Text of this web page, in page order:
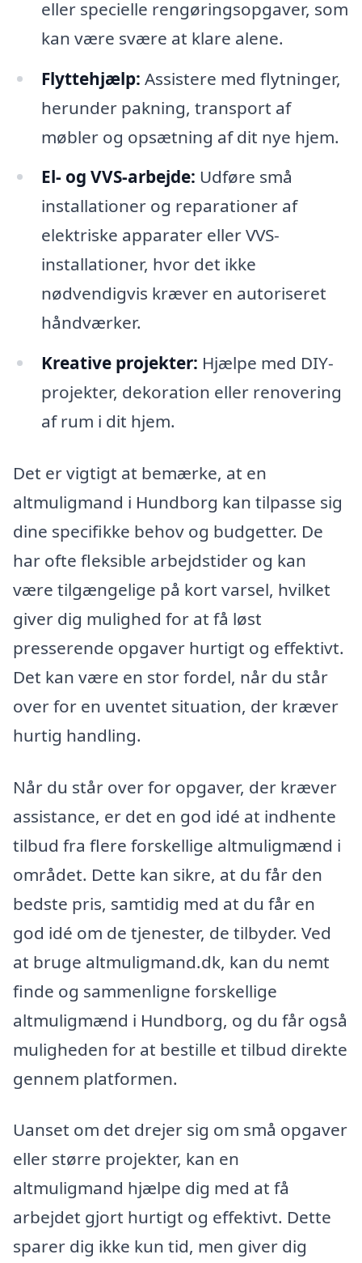
eller specielle rengøringsopgaver, som
kan være svære at klare alene.
Flyttehjælp: Assistere med flytninger,
herunder pakning, transport af
møbler og opsætning af dit nye hjem.
El- og VVS-arbejde: Udføre små
installationer og reparationer af
elektriske apparater eller VVS-
installationer, hvor det ikke
nødvendigvis kræver en autoriseret
håndværker.
Kreative projekter: Hjælpe med DIY-
projekter, dekoration eller renovering
af rum i dit hjem.
Det er vigtigt at bemærke, at en
altmuligmand i Hundborg kan tilpasse sig
dine specifikke behov og budgetter. De
har ofte fleksible arbejdstider og kan
være tilgængelige på kort varsel, hvilket
giver dig mulighed for at få løst
presserende opgaver hurtigt og effektivt.
Det kan være en stor fordel, når du står
over for en uventet situation, der kræver
hurtig handling.
Når du står over for opgaver, der kræver
assistance, er det en god idé at indhente
tilbud fra flere forskellige altmuligmænd i
området. Dette kan sikre, at du får den
bedste pris, samtidig med at du får en
god idé om de tjenester, de tilbyder. Ved
at bruge altmuligmand.dk, kan du nemt
finde og sammenligne forskellige
altmuligmænd i Hundborg, og du får også
muligheden for at bestille et tilbud direkte
gennem platformen.
Uanset om det drejer sig om små opgaver
eller større projekter, kan en
altmuligmand hjælpe dig med at få
arbejdet gjort hurtigt og effektivt. Dette
sparer dig ikke kun tid, men giver dig